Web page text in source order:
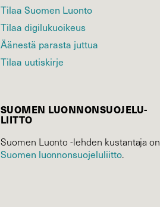
Tilaa Suomen Luonto
Tilaa digilukuoikeus
Äänestä parasta juttua
Tilaa uutiskirje
SUOMEN LUONNON­SUOJELU­
LIITTO
Suomen Luonto -lehden kustantaja on
Suomen luonnonsuojelu­liitto.